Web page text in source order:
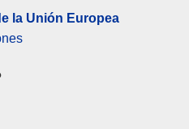
la Unión Europea